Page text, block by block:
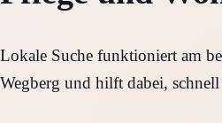
Lokale Suche funktioniert am
Wegberg und hilft dabei,